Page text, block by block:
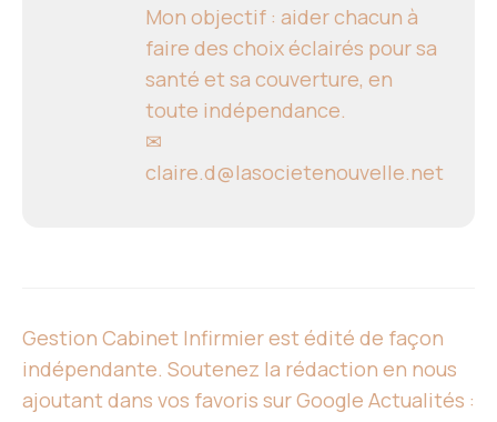
Mon objectif : aider chacun à
faire des choix éclairés pour sa
santé et sa couverture, en
toute indépendance.
✉
claire.d@lasocietenouvelle.net
Gestion Cabinet Infirmier est édité de façon
indépendante. Soutenez la rédaction en nous
ajoutant dans vos favoris sur Google Actualités :